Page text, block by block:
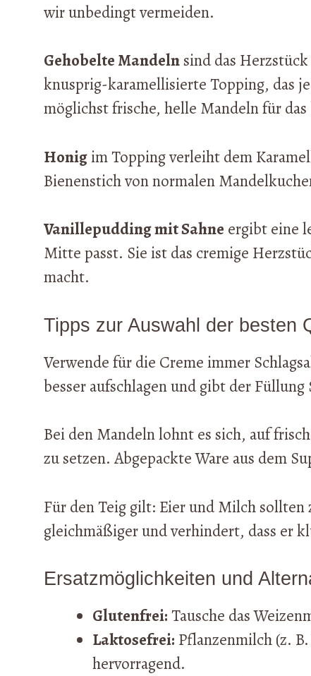
wir unbedingt vermeiden.
Gehobelte Mandelnsind das
knusprig-karamellisierte Topping, das
möglichst frische, helle Mandeln für das
Honigim Topping verleiht dem
Bienenstich von normalen
Vanillepudding mit Sahne ergibt eine
Mitte passt. Sie ist das cremige
macht.
Tipps zur Auswahl der besten
Verwende für die Creme immer
besser aufschlagen und gibt der
Bei den Mandeln lohnt es sich, auf
zu setzen. Abgepackte Ware aus dem
Für den Teig gilt: Eier und Milch
gleichmäßiger und verhindert, dass er
Ersatzmöglichkeiten und
Glutenfrei:Tausche das
Laktosefrei: Pflanzenmilch (z.
hervorragend.